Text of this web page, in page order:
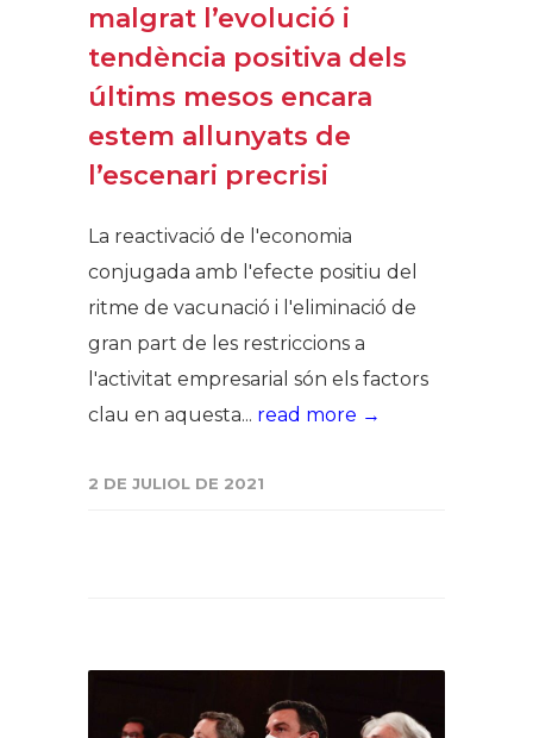
malgrat l’evolució i
tendència positiva dels
últims mesos encara
estem allunyats de
l’escenari precrisi
La reactivació de l'economia
conjugada amb l'efecte positiu del
ritme de vacunació i l'eliminació de
gran part de les restriccions a
l'activitat empresarial són els factors
clau en aquesta... read more →
2 DE JULIOL DE 2021